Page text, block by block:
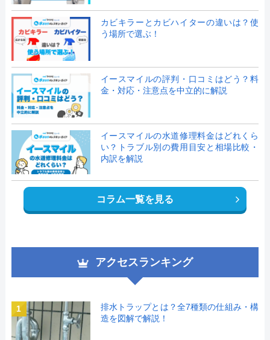
カビキラーとカビハイターの違いは？使
う場所で選ぶ！
イースマイルの評判・口コミはどう？料
金・対応・注意点を中立的に解説
イースマイルの水道修理料金はどれくら
い？トラブル別の費用目安と相場比較・
内訳を解説
コラム一覧を見る
アクセスランキング
1
排水トラップとは？全7種類の仕組み・構
造を図解で解説！